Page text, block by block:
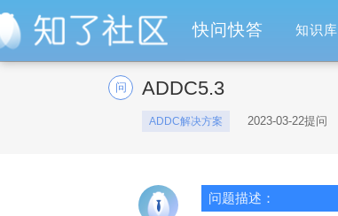
快问快答 知识库
问 ADDC5.3
ADDC解决方案 2023-03-22提问
问题描述：